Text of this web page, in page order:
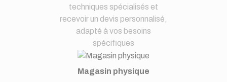
techniques spécialisés et
recevoir un devis personnalisé,
adapté à vos besoins
spécifiques
Magasin physique